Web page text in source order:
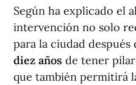
Según ha explicado el
intervención no solo
para la ciudad
diez años de tener
que también permitirá